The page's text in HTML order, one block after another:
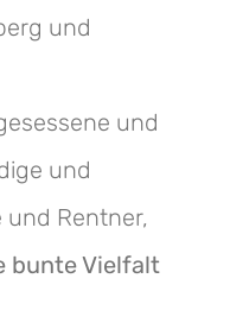
und
und
und
Rentner,
bunte Vielfalt